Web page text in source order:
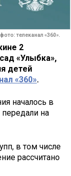
фото: телеканал «360».
2
«Улыбка»,
детей
«360».
началось в
на
в том числе
рассчитано